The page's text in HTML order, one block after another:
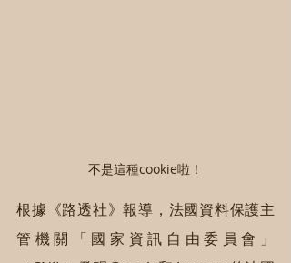
不是這種cookie啦！
根據《路透社》報導，法國資料保護主
管機關「國家資訊自由委員會」